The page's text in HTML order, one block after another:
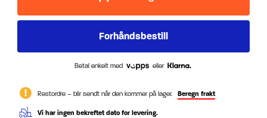
Betal enkelt med eller
Restordre – blir sendt når den kommer på lager. Beregn frakt
Vi har ingen bekreftet dato for levering.